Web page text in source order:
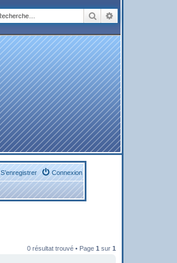
Rechercher
Connexion
S’enregistrer
0 résultat trouvé • Page 1 sur 1